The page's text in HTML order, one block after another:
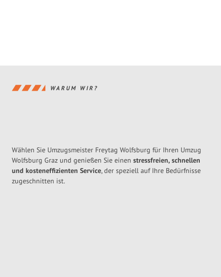
WARUM WIR?
Wählen Sie Umzugsmeister Freytag Wolfsburg für Ihren Umzug
Wolfsburg Graz und genießen Sie einen stressfreien, schnellen
und kosteneffizienten Service, der speziell auf Ihre Bedürfnisse
zugeschnitten ist.